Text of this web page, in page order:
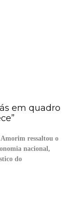
em quadro
ressaltou o
nacional,
do